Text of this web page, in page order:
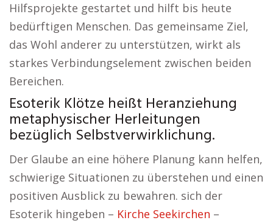
Hilfsprojekte gestartet und hilft bis heute
bedürftigen Menschen. Das gemeinsame Ziel,
das Wohl anderer zu unterstützen, wirkt als
starkes Verbindungselement zwischen beiden
Bereichen.
Esoterik Klötze heißt Heranziehung
metaphysischer Herleitungen
bezüglich Selbstverwirklichung.
Der Glaube an eine höhere Planung kann helfen,
schwierige Situationen zu überstehen und einen
positiven Ausblick zu bewahren. sich der
Esoterik hingeben – Kirche Seekirchen –